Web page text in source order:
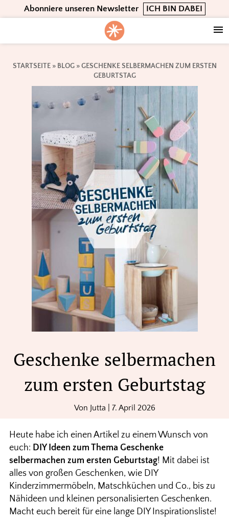
to
navigation
to
content
to
Abonniere unseren Newsletter ICH BIN DABEI
STARTSEITE» BLOG»GESCHENKE SELBERMACHEN ZUM ERSTEN
GEBURTSTAG
Geschenke selbermachen
zum ersten Geburtstag
Von Jutta 7. April 2026
Heute habe ich einen Artikel zu einem Wunsch von
euch: DIY Ideen zum Thema Geschenke
selbermachen zum ersten Geburtstag! Mit dabei ist
alles von großen Geschenken, wie DIY
Kinderzimmermöbeln, Matschküchen und Co., bis zu
Nähideen und kleinen personalisierten Geschenken.
Macht euch bereit für eine lange DIY Inspirationsliste!